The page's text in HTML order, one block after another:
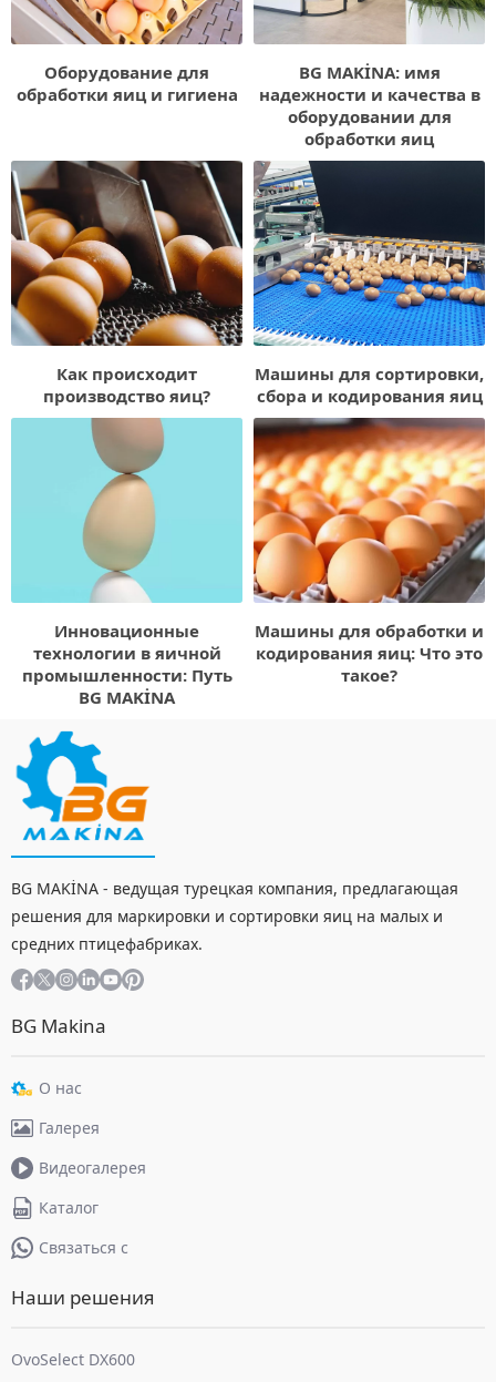
Оборудование для
обработки яиц и гигиена
BG MAKİNA: имя
надежности и качества в
оборудовании для
обработки яиц
Как происходит
производство яиц?
Машины для сортировки,
сбора и кодирования яиц
Инновационные
технологии в яичной
промышленности: Путь
BG MAKİNA
Машины для обработки и
кодирования яиц: Что это
такое?
BG MAKİNA - ведущая турецкая компания, предлагающая
решения для маркировки и сортировки яиц на малых и
средних птицефабриках.
BG Makina
О нас
Галерея
Видеогалерея
Каталог
Связаться с
Наши решения
OvoSelect DX600